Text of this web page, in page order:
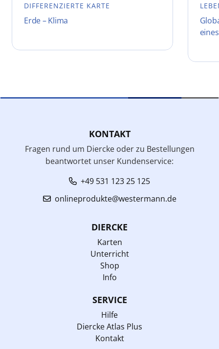
DIFFERENZIERTE KARTE
Erde – Klima
KONTAKT
Fragen rund um Diercke oder zu Bestellungen
beantwortet unser Kundenservice:
+49 531 123 25 125
onlineprodukte@westermann.de
DIERCKE
Karten
Unterricht
Shop
Info
SERVICE
Hilfe
Diercke Atlas Plus
Kontakt